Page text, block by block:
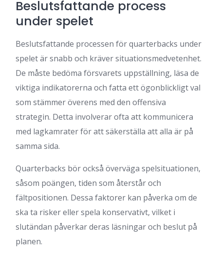
Beslutsfattande process
under spelet
Beslutsfattande processen för quarterbacks under
spelet är snabb och kräver situationsmedvetenhet.
De måste bedöma försvarets uppställning, läsa de
viktiga indikatorerna och fatta ett ögonblickligt val
som stämmer överens med den offensiva
strategin. Detta involverar ofta att kommunicera
med lagkamrater för att säkerställa att alla är på
samma sida.
Quarterbacks bör också överväga spelsituationen,
såsom poängen, tiden som återstår och
fältpositionen. Dessa faktorer kan påverka om de
ska ta risker eller spela konservativt, vilket i
slutändan påverkar deras läsningar och beslut på
planen.